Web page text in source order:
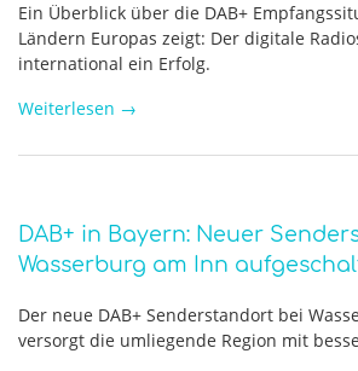
Ein Überblick über die DAB+
Ländern Europas zeigt: Der digitale
international ein Erfolg.
Weiterlesen →
DAB+ in Bayern: Neuer
Wasserburg am Inn
Der neue DAB+ Senderstandort bei
versorgt die umliegende Region mit